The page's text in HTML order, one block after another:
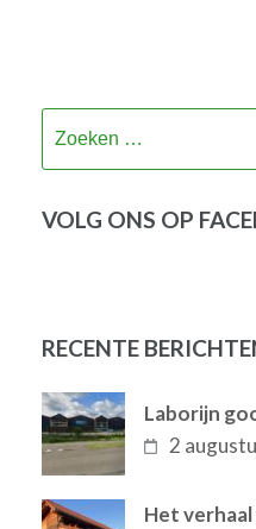
VOLG ONS OP
RECENTE
Laborijn
2
Het